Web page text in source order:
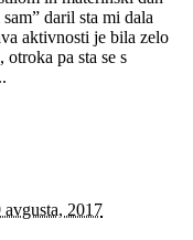
daril sta mi dala
aktivnosti je bila zelo
otroka pa sta se s
avgusta, 2017